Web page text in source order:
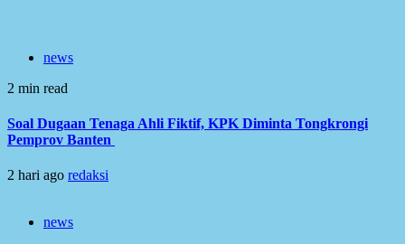
news
2 min read
Soal Dugaan Tenaga Ahli Fiktif, KPK Diminta Tongkrongi
Pemprov Banten
2 hari ago redaksi
news